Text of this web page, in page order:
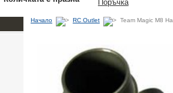
Поръчка
Начало RC Outlet Team Magic M8